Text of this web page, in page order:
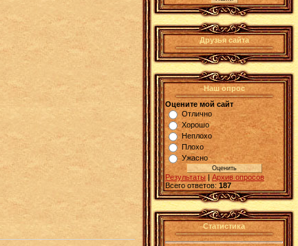
Друзья сайта
Наш опрос
Оцените мой сайт
Отлично
Хорошо
Неплохо
Плохо
Ужасно
Результаты | Архив опросов
Всего ответов: 187
Статистика